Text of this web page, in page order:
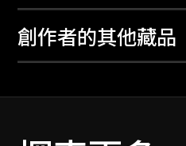
創作者的其他藏品